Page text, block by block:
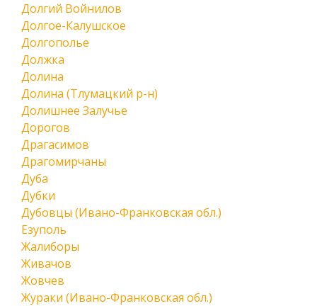
Долгий Войнилов
Долгое-Калушское
Долгополье
Должка
Долина
Долина (Тлумацкий р-н)
Долишнее Залучье
Дорогов
Драгасимов
Драгомирчаны
Дуба
Дубки
Дубовцы (Ивано-Франковская обл.)
Езуполь
Жалиборы
Живачов
Жовчев
Жураки (Ивано-Франковская обл.)